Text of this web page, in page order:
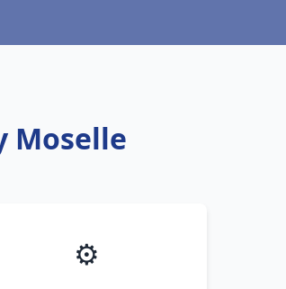
Moselle
⚙️